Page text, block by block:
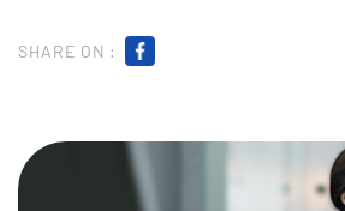
SHARE ON :